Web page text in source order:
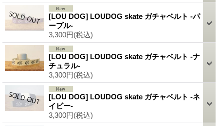
[LOU DOG] LOUDOG skate ガチャベルト -パ
ープル-
3,300円(税込)
[LOU DOG] LOUDOG skate ガチャベルト -ナ
チュラル-
3,300円(税込)
[LOU DOG] LOUDOG skate ガチャベルト -ネ
イビー-
3,300円(税込)